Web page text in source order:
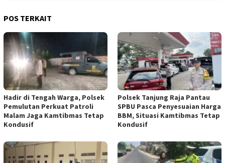
POS TERKAIT
Hadir di Tengah Warga, Polsek
Pemulutan Perkuat Patroli
Malam Jaga Kamtibmas Tetap
Kondusif
Polsek Tanjung Raja Pantau
SPBU Pasca Penyesuaian Harga
BBM, Situasi Kamtibmas Tetap
Kondusif